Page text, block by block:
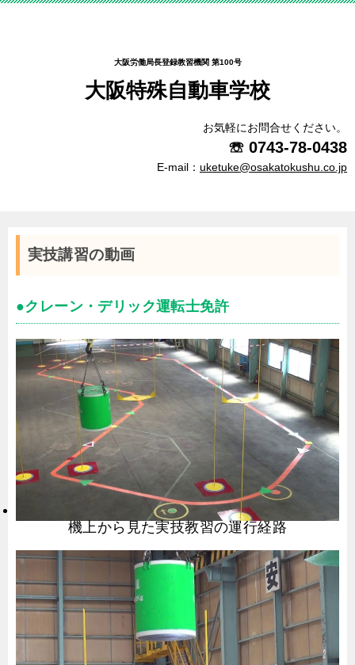
大阪労働局長登録教習機関 第100号
大阪特殊自動車学校
お気軽にお問合せください。
☏ 0743-78-0438
E-mail： uketuke@osakatokushu.co.jp
実技講習の動画
●クレーン・デリック運転士免許
機上から見た実技教習の運行経路